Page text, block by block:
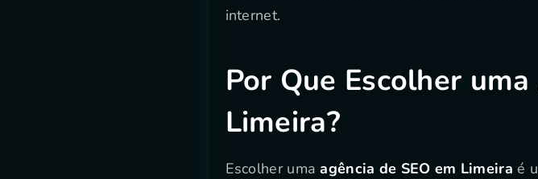
internet.
Por Que Escolher
Limeira?
Escolher umaagência de SEO em Limeira é